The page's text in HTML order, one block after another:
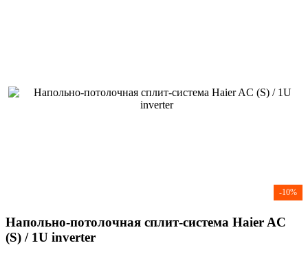
-10%
Напольно-потолочная сплит-система Haier AC
(S) / 1U inverter